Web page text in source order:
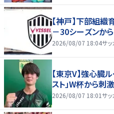
【神戸】下部組
－30シーズンか
2026/08/07 18:04サッ
【東京V】強心臓
スト」W杯から刺
2026/08/07 18:01サッ